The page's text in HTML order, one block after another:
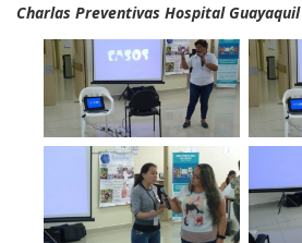
Charlas Preventivas Hospital